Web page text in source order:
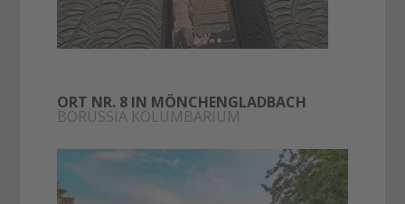
ORT NR. 8 IN MÖNCHENGLADBACH
BORUSSIA KOLUMBARIUM